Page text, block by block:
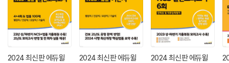
2024 최신판 에듀윌 2024 최신판 에듀윌 2024 최신판 에듀윌